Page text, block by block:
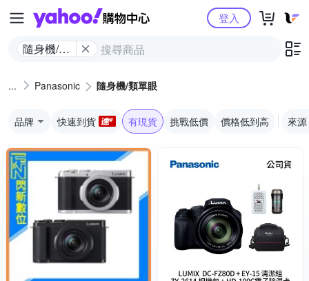
Yahoo購物中心
隨身機/類
登入
Panasonic 隨身機/類單眼
品牌 快速到貨 有現貨 挑戰低價 價格低到高 來源